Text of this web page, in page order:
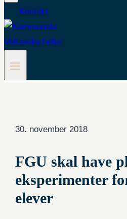
Kontakt
30. november 2018
FGU skal have
eksperimenter
elever